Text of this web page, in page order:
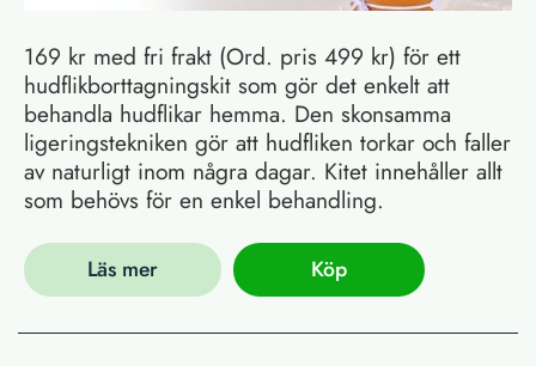
169 kr med fri frakt (Ord. pris 499 kr) för ett
hudflikborttagningskit som gör det enkelt att
behandla hudflikar hemma. Den skonsamma
ligeringstekniken gör att hudfliken torkar och faller
av naturligt inom några dagar. Kitet innehåller allt
som behövs för en enkel behandling.
Läs mer Köp